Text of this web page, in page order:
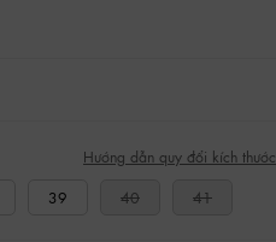
Hướng dẫn quy đổi kích thước
39 40 41